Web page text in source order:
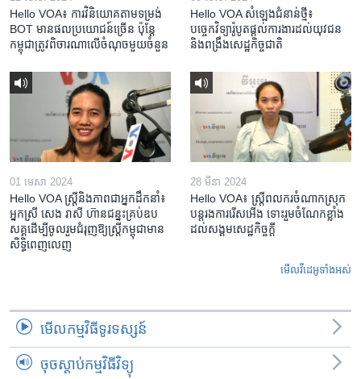
Hello VOA៖ ការ​វិនិយោគ​តាម​ទម្រង់ ​
BOT​ មាន​ផល​ប្រយោជន៍​ច្រើន ប៉ុន្តែ​
កម្ពុជា​ត្រូវ​ពិចារណា​លើ​ចំណុច​មួយ​ចំនួន
Hello VOA សំឡេង​ជំនាន់​ថ្មី៖
បច្ចេកវិទ្យា​រ៉ូបូត​ផ្តល់​ការងារ​ដល់​យុវជន
និង​ពង្រឹង​​សេដ្ឋកិច្ច​ជាតិ​​​​​​
01 មេសា 2024
Hello VOA ស្ត្រីនិងភាពជាអ្នកដឹកនាំ៖
អ្នកស្រី សេង រាសី ហ៊ានជន្នះគ្រប់ឧប
សគ្គដើម្បីចូលរួមជំរុញឱ្យស្រ្តីកម្ពុជាមាន
សិទ្ធិពេញលេញ
28 មីនា 2024
Hello VOA៖ ស្រ្តីពលករចំណាកស្រុក
បន្តរងការរើសអើង ទោះរួមចំណែកខ្លាំង
ដល់សង្គមសេដ្ឋកិច្ចក្តី
មើល​វីដេអូ​ទាំង​អស់
មើល​កម្មវិធី​ទូរទស្សន៍
ចុចស្តាប់កម្មវិធីវិទ្យុ